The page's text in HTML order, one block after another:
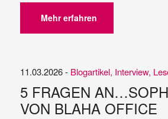
Mehr erfahren
11.03.2026 - Blogartikel, Interview,
5 FRAGEN
VON BLAHA OFFICE